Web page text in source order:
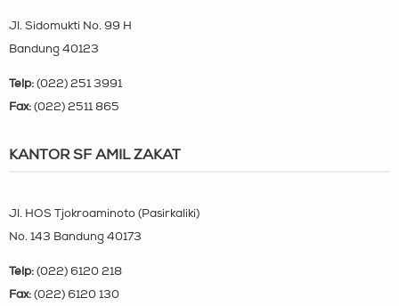
Jl. Sidomukti No. 99 H
Bandung 40123
Telp: (022) 251 3991
Fax: (022) 2511 865
KANTOR SF AMIL ZAKAT
Jl. HOS Tjokroaminoto (Pasirkaliki)
No. 143 Bandung 40173
Telp: (022) 6120 218
Fax: (022) 6120 130